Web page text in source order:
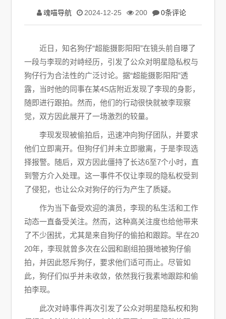
魂喵导航 2024-12-25 200 0条评论
近日，知名狗仔“超能摄影阳阳”在镜头前自曝了
一段与李现的对峙经历，引发了公众对明星隐私权与
狗仔行为合法性的广泛讨论。据“超能摄影阳阳”透
露，当时他的同事在某4S店附近发现了李现的身影，
随即进行跟拍。然而，他们的行动很快就被李现察
觉，双方因此展开了一场激烈的较量。
李现发现被偷拍后，迅速冲向狗仔团队，并要求
他们立即离开。但狗仔们并未立即撤离，于是李现选
择报警。随后，双方因此僵持了长达6至7个小时，直
到警方介入处理。这一事件不仅让李现的隐私权受到
了侵犯，也让公众对狗仔的行为产生了质疑。
作为当下备受欢迎的演员，李现的私生活和工作
动态一直备受关注。然而，这种高关注度也给他带来
了不少困扰，尤其是来自狗仔的偷拍和跟踪。早在20
20年，李现就曾多次在公园和剧组拍摄地被狗仔偷
拍，并因此怒斥狗仔，要求他们适可而止。尽管如
此，狗仔们似乎并未收敛，依然我行我素地跟踪和偷
拍李现。
此次对峙事件再次引发了公众对明星隐私权和狗